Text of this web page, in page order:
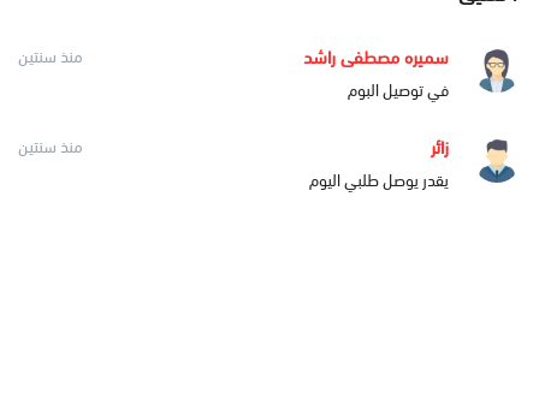
سميره مصطفى راشد
منذ سنتين
في توصيل البوم
زائر
منذ سنتين
يقدر يوصل طلبي اليوم